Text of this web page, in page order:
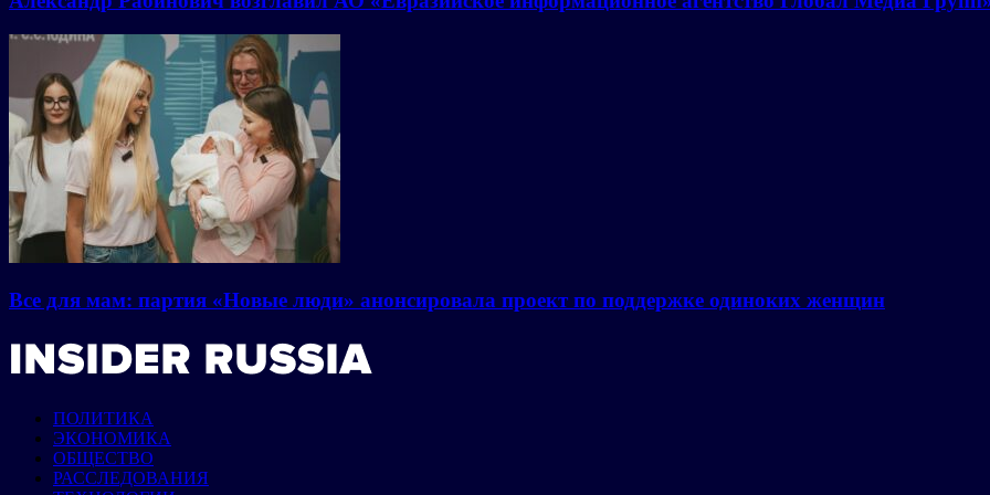
Все для мам: партия «Новые люди» анонсировала проект по поддержке одиноких женщин
ПОЛИТИКА
ЭКОНОМИКА
ОБЩЕСТВО
РАССЛЕДОВАНИЯ